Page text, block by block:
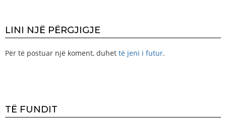
LINI NJË PËRGJIGJE
Për të postuar një koment, duhet të jeni i futur.
TË FUNDIT